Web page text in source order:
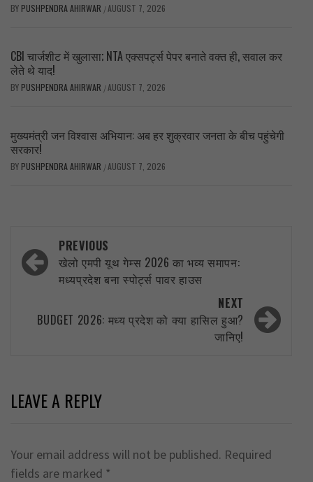
BY PUSHPENDRA AHIRWAR /AUGUST 7, 2026
CBI चार्जशीट में खुलासा; NTA एक्सपर्ट्स पेपर बनाते वक्त ही, सवाल कर
लेते थे याद!
BY PUSHPENDRA AHIRWAR /AUGUST 7, 2026
मुख्यमंत्री जन विश्वास अभियान: अब हर शुक्रवार जनता के बीच पहुंचेगी
सरकार!
BY PUSHPENDRA AHIRWAR /AUGUST 7, 2026
Post
navigation
PREVIOUS
खेलो एमपी यूथ गेम्स 2026 का भव्य समापन:
मध्यप्रदेश बना स्पोर्ट्स पावर हाउस
NEXT
BUDGET 2026: मध्य प्रदेश को क्या हासिल हुआ?
जानिए!
LEAVE A REPLY
Your email address will not be published. Required
fields are marked *